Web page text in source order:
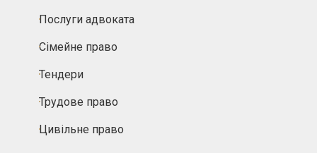
Послуги адвоката
Сімейне право
Тендери
Трудове право
Цивільне право